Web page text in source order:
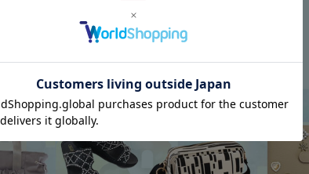
Category